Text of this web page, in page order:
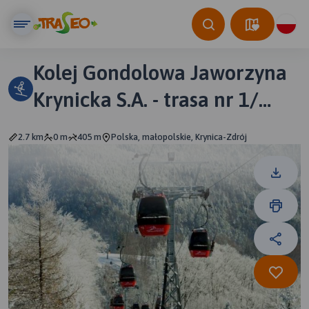
Kolej Gondolowa Jaworzyna
Krynicka S.A. - trasa nr 1/
2.7 km 0 m 405 m Polska, małopolskie, Krynica-Zdrój